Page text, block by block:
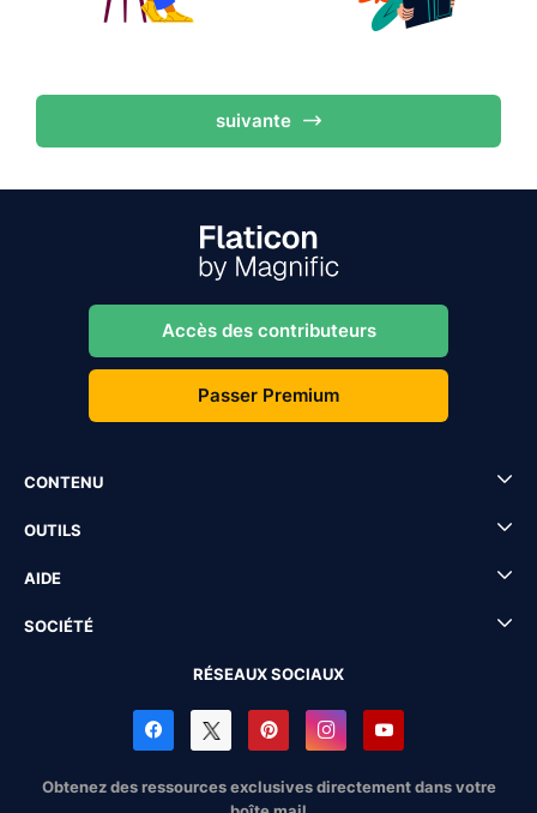
suivante
Accès des contributeurs
Passer Premium
CONTENU
OUTILS
AIDE
SOCIÉTÉ
RÉSEAUX SOCIAUX
Obtenez des ressources exclusives directement dans votre